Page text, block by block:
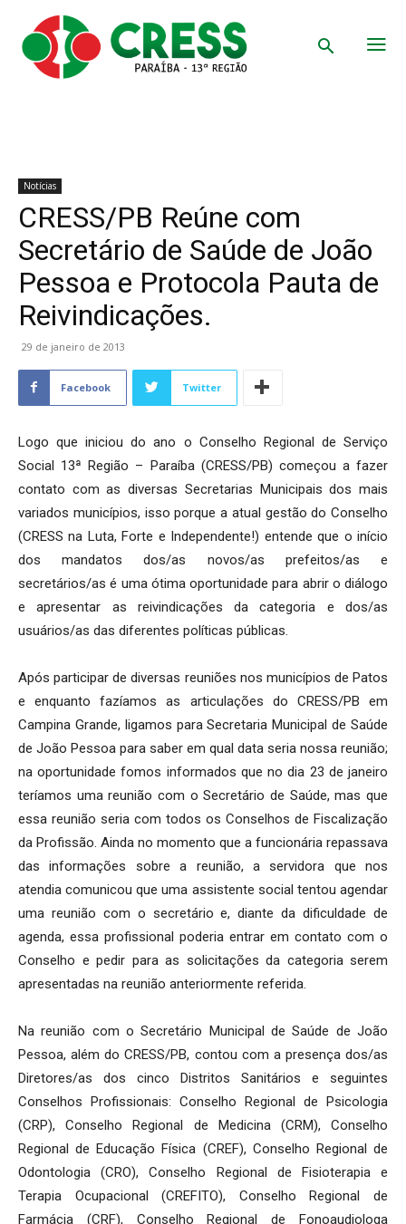
Notícias
CRESS/PB Reúne com
Secretário de Saúde de João
Pessoa e Protocola Pauta de
Reivindicações.
29 de janeiro de 2013
Facebook Twitter
Logo que iniciou do ano o Conselho Regional de Serviço
Social 13ª Região – Paraíba (CRESS/PB) começou a fazer
contato com as diversas Secretarias Municipais dos mais
variados municípios, isso porque a atual gestão do Conselho
(CRESS na Luta, Forte e Independente!) entende que o início
dos mandatos dos/as novos/as prefeitos/as e
secretários/as é uma ótima oportunidade para abrir o diálogo
e apresentar as reivindicações da categoria e dos/as
usuários/as das diferentes políticas públicas.
Após participar de diversas reuniões nos municípios de Patos
e enquanto fazíamos as articulações do CRESS/PB em
Campina Grande, ligamos para Secretaria Municipal de Saúde
de João Pessoa para saber em qual data seria nossa reunião;
na oportunidade fomos informados que no dia 23 de janeiro
teríamos uma reunião com o Secretário de Saúde, mas que
essa reunião seria com todos os Conselhos de Fiscalização
da Profissão. Ainda no momento que a funcionária repassava
das informações sobre a reunião, a servidora que nos
atendia comunicou que uma assistente social tentou agendar
uma reunião com o secretário e, diante da dificuldade de
agenda, essa profissional poderia entrar em contato com o
Conselho e pedir para as solicitações da categoria serem
apresentadas na reunião anteriormente referida.
Na reunião com o Secretário Municipal de Saúde de João
Pessoa, além do CRESS/PB, contou com a presença dos/as
Diretores/as dos cinco Distritos Sanitários e seguintes
Conselhos Profissionais: Conselho Regional de Psicologia
(CRP), Conselho Regional de Medicina (CRM), Conselho
Regional de Educação Física (CREF), Conselho Regional de
Odontologia (CRO), Conselho Regional de Fisioterapia e
Terapia Ocupacional (CREFITO), Conselho Regional de
Farmácia (CRF), Conselho Regional de Fonoaudiologa